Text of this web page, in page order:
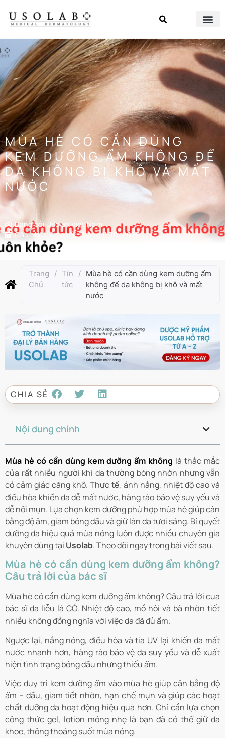
MÙA HÈ CÓ CẦN DÙNG
KEM DƯỠNG ẨM KHÔNG ĐỂ
DA KHÔNG BỊ KHÔ VÀ MẤT
NƯỚC
Đăng bởiUsolab Việt Nam
Cập nhật lần cuối:Tháng 11 30, 2025
Trang
Chủ
/ Tin
tức
/ Mùa hè có cần dùng kem dưỡng ẩm
không để da không bị khô và mất
nước
CHIA SẺ
Nội dung chính
Mùa hè có cần dùng kem dưỡng ẩm không là thắc mắc
của rất nhiều người khi da thường bóng nhờn nhưng vẫn
có cảm giác căng khô. Thực tế, ánh nắng, nhiệt độ cao và
điều hòa khiến da dễ mất nước, hàng rào bảo vệ suy yếu và
dễ nổi mụn. Lựa chọn kem dưỡng phù hợp mùa hè giúp cân
bằng độ ẩm, giảm bóng dầu và giữ làn da tươi sáng. Bí quyết
dưỡng da hiệu quả mùa nóng luôn được nhiều chuyên gia
khuyên dùng tại Usolab. Theo dõi ngay trong bài viết sau.
Mùa hè có cần dùng kem dưỡng ẩm không?
Câu trả lời của bác sĩ
Mùa hè có cần dùng kem dưỡng ẩm không? Câu trả lời của
bác sĩ da liễu là CÓ. Nhiệt độ cao, mồ hôi và bã nhờn tiết
nhiều không đồng nghĩa với việc da đã đủ ẩm.
Ngược lại, nắng nóng, điều hòa và tia UV lại khiến da mất
nước nhanh hơn, hàng rào bảo vệ da suy yếu và dễ xuất
hiện tình trạng bóng dầu nhưng thiếu ẩm.
Việc duy trì kem dưỡng ẩm vào mùa hè giúp cân bằng độ
ẩm – dầu, giảm tiết nhờn, hạn chế mụn và giúp các hoạt
chất dưỡng da hoạt động hiệu quả hơn. Chỉ cần lựa chọn
công thức gel, lotion mỏng nhẹ là bạn đã có thể giữ da
khỏe, thông thoáng suốt mùa nóng.